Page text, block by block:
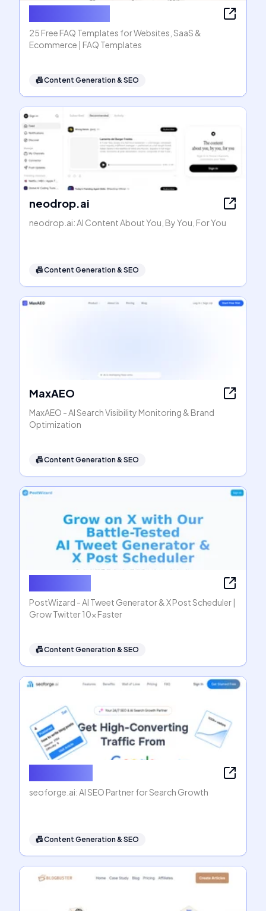
25 Free FAQ Templates for Websites, SaaS &
Ecommerce | FAQ Templates
📠Content Generation & SEO
neodrop.ai
neodrop.ai: AI Content About You, By You, For You
📠Content Generation & SEO
MaxAEO
MaxAEO - AI Search Visibility Monitoring & Brand
Optimization
📠Content Generation & SEO
PostWizard - AI Tweet Generator & X Post Scheduler |
Grow Twitter 10x Faster
📠Content Generation & SEO
seoforge.ai: AI SEO Partner for Search Growth
📠Content Generation & SEO